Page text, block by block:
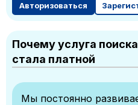
Авторизоваться
Почему услуга
стала платной
Мы постоянно